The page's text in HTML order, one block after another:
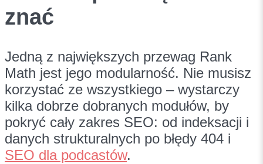
znać
Jedną z największych przewag Rank
Math jest jego modularność. Nie musisz
korzystać ze wszystkiego – wystarczy
kilka dobrze dobranych modułów, by
pokryć cały zakres SEO: od indeksacji i
danych strukturalnych po błędy 404 i
SEO dla podcastów.